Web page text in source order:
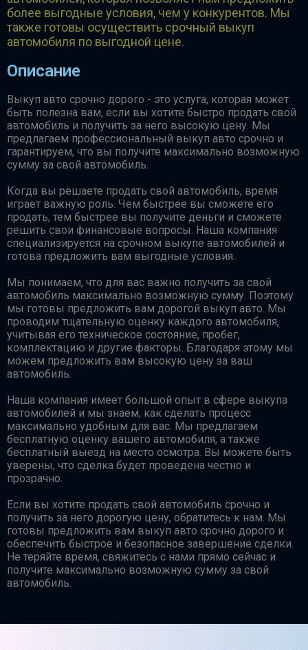
более выгодные условия, чем у конкурентов. Мы
также готовы осуществить срочный выкуп
автомобиля по выгодной цене.
Описание
Выкуп авто срочно дорого - это услуга, которая может
быть полезна вам, если вы хотите быстро продать свой
автомобиль и получить за него высокую цену. Мы
предлагаем профессиональный выкуп авто срочно и
гарантируем, что вы получите максимально возможную
сумму за свой автомобиль.
Когда вы решаете продать свой автомобиль, время
играет важную роль. Чем быстрее вы сможете его
продать, тем быстрее вы получите деньги и сможете
решить свои финансовые вопросы. Наша компания
специализируется на срочном выкупе автомобилей и
готова предложить вам выгодные условия.
Мы понимаем, что для вас важно получить за свой
автомобиль максимально возможную сумму. Поэтому
мы готовы предложить вам дорогой выкуп авто. Мы
проводим тщательную оценку каждого автомобиля,
учитывая его техническое состояние, пробег,
комплектацию и другие факторы. Благодаря этому мы
можем предложить вам высокую цену за ваш
автомобиль.
Наша компания имеет большой опыт в сфере выкупа
автомобилей и мы знаем, как сделать процесс
максимально удобным для вас. Мы предлагаем
бесплатную оценку вашего автомобиля, а также
бесплатный выезд на место осмотра. Вы можете быть
уверены, что сделка будет проведена честно и
прозрачно.
Если вы хотите продать свой автомобиль срочно и
получить за него дорогую цену, обратитесь к нам. Мы
готовы предложить вам выкуп авто срочно дорого и
обеспечить быстрое и безопасное завершение сделки.
Не теряйте время, свяжитесь с нами прямо сейчас и
получите максимально возможную сумму за свой
автомобиль.